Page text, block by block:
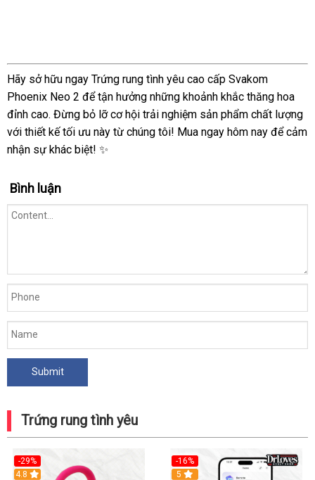
Hãy sở hữu ngay Trứng rung tình yêu cao cấp Svakom
Phoenix Neo 2 để tận hưởng những khoảnh khắc thăng hoa
đỉnh cao. Đừng bỏ lỡ cơ hội trải nghiệm sản phẩm chất lượng
với thiết kế tối ưu này từ chúng tôi! Mua ngay hôm nay để cảm
nhận sự khác biệt! ✨
Bình luận
Trứng rung tình yêu
-29%
Hot
4.8
-16%
Hot
5